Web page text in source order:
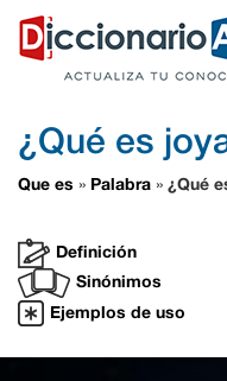
¿Qué es
Que es » Palabra » ¿Qué
Definición
Sinónimos
Ejemplos de uso